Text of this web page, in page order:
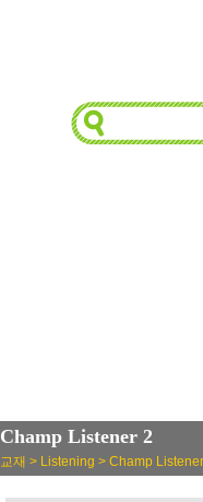
Champ Listener 2
교재 > Listening > Champ Listener